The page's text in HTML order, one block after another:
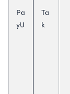
Pa
yU
Ta
k